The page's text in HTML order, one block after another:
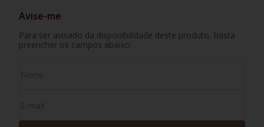
Avise-me
Para ser avisado da disponibilidade deste produto, basta
preencher os campos abaixo: